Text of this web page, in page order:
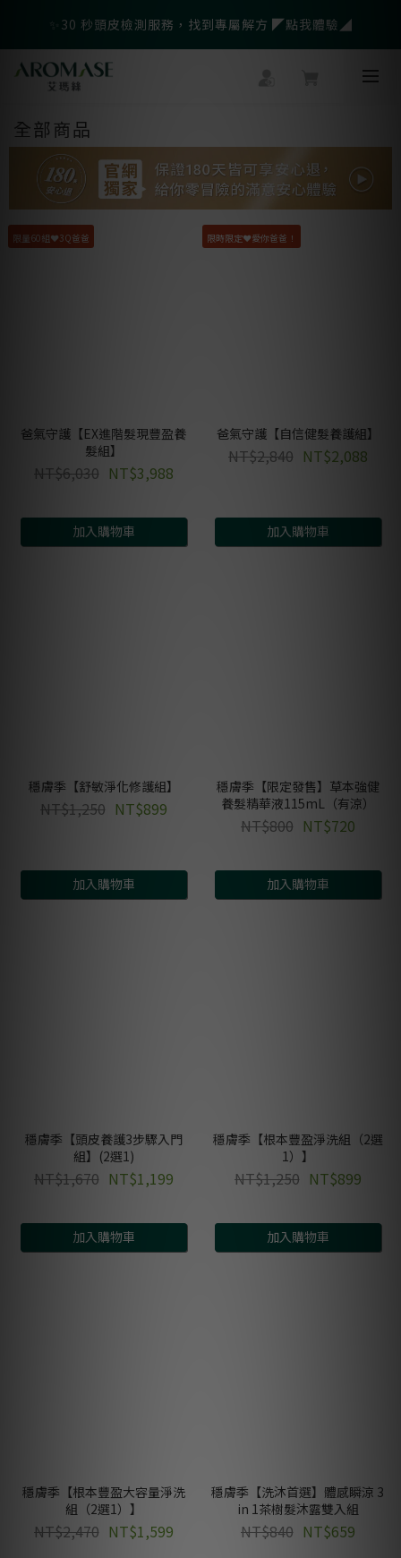
父親節爸氣寵愛👔暖心組合限時優惠◤前往選購❤️◢
✨30 秒頭皮檢測服務，找到專屬解方 ◤點我體驗◢
🎁LINE會員綁定再送$500官網優惠券
父親節爸氣寵愛👔暖心組合限時優惠◤前往選購❤️◢
全部商品
限量60組❤️3Q爸爸
爸氣守護【EX進階髮現豐盈養
髮組】
NT$3,988
NT$6,030
加入購物車
限時限定❤️愛你爸爸！
爸氣守護【自信健髮養護組】
NT$2,088
NT$2,840
加入購物車
穩膚季【舒敏淨化修護組】
NT$899
NT$1,250
加入購物車
穩膚季【限定發售】草本強健
養髮精華液115mL（有涼）
NT$720
NT$800
加入購物車
穩膚季【頭皮養護3步驟入門
組】(2選1)
NT$1,199
NT$1,670
加入購物車
穩膚季【根本豐盈淨洗組（2選
1）】
NT$899
NT$1,250
加入購物車
穩膚季【根本豐盈大容量淨洗
組（2選1）】
NT$1,599
NT$2,470
穩膚季【洗沐首選】體感瞬涼 3
in 1茶樹髮沐露雙入組
NT$659
NT$840